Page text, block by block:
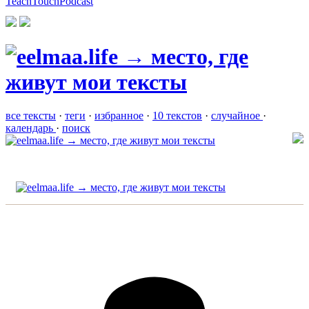
все тексты · теги · избранное · 10 текстов · случайное ·
календарь · поиск